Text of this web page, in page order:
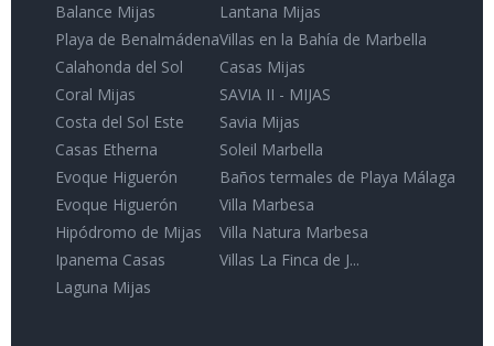
Balance Mijas
Playa de Benalmádena
Calahonda del Sol
Coral Mijas
Costa del Sol Este
Casas Etherna
Evoque Higuerón
Evoque Higuerón
Hipódromo de Mijas
Ipanema Casas
Laguna Mijas
Lantana Mijas
Villas en la Bahía de Marbella
Casas Mijas
SAVIA II - MIJAS
Savia Mijas
Soleil Marbella
Baños termales de Playa Málaga
Villa Marbesa
Villa Natura Marbesa
Villas La Finca de J...